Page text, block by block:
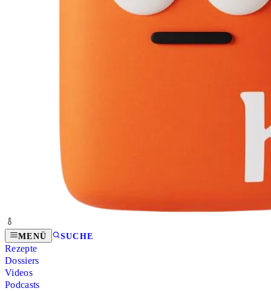
MENÜ SUCHE
Rezepte
Dossiers
Videos
Podcasts